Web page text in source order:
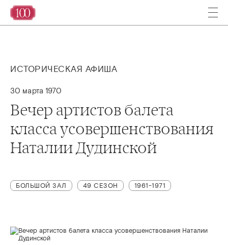
ИСТОРИЧЕСКАЯ АФИША
30 марта 1970
Вечер артистов балета
класса усовершенствования
Наталии Дудинской
БОЛЬШОЙ ЗАЛ 49 СЕЗОН 1961-1971